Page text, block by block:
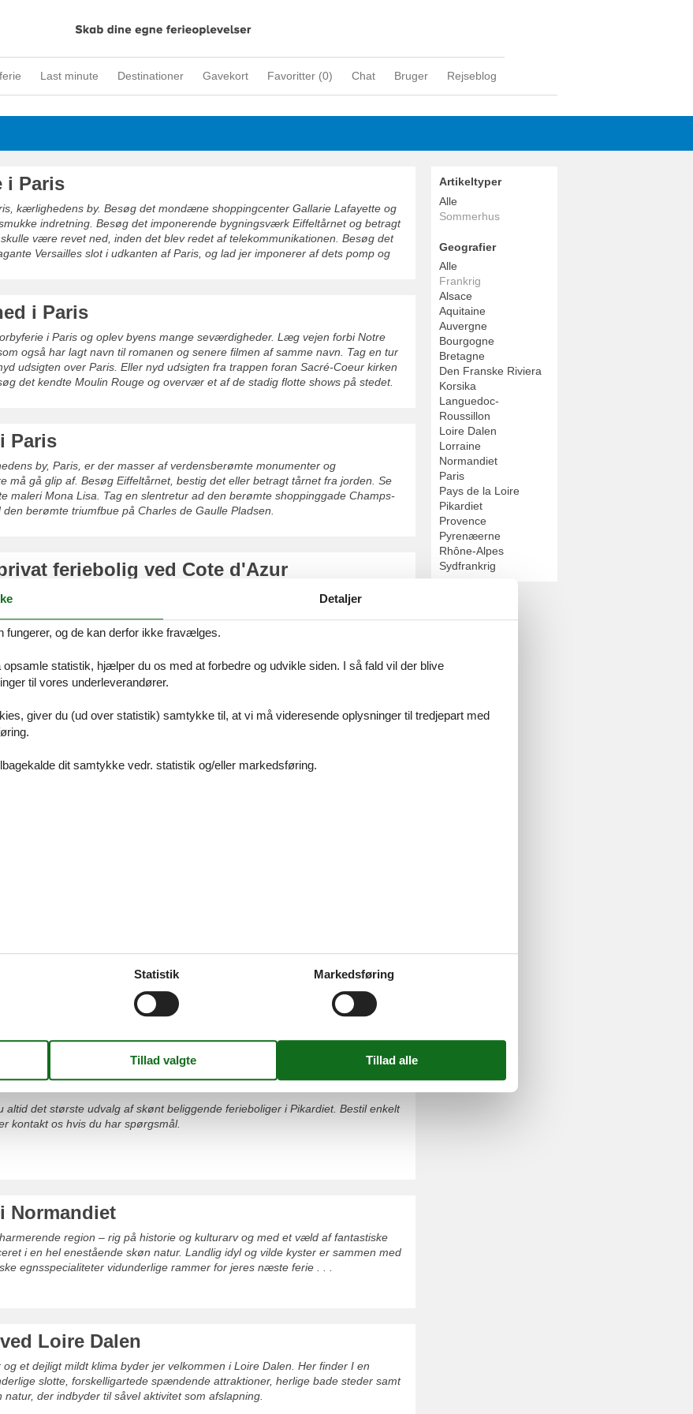
Last minute Destinationer Gavekort Favoritter (0) Chat Bruger Rejseblog
i Paris
kærlighedens by. Besøg det mondæne shoppingcenter Gallarie Lafayette og
indretning. Besøg det imponerende bygningsværk Eiffeltårnet og betragt
være revet ned, inden det blev redet af telekommunikationen. Besøg det
Versailles slot i udkanten af Paris, og lad jer imponerer af dets pomp og
i Paris
i Paris og oplev byens mange seværdigheder. Læg vejen forbi Notre
også har lagt navn til romanen og senere filmen af samme navn. Tag en tur
udsigten over Paris. Eller nyd udsigten fra trappen foran Sacré-Coeur kirken
det kendte Moulin Rouge og overvær et af de stadig flotte shows på stedet.
Paris
by, Paris, er der masser af verdensberømte monumenter og
må gå glip af. Besøg Eiffeltårnet, bestig det eller betragt tårnet fra jorden. Se
maleri Mona Lisa. Tag en slentretur ad den berømte shoppinggade Champs-
berømte triumfbue på Charles de Gaulle Pladsen.
feriebolig ved Cote d'Azur
Cote d'Azur er den fuldendte ramme om et afslappende ophold sammen med
ophold sammen med familie eller venner i en privat feriebolig i Frankrig.
den helt rigtige feriebolig her på siden.
Pyrenæerne
bjerglandskaber, smag på lækre, lokale delikatesser, og besøg nogle af
seværdigheder samt idylliske byer, der findes i Pyrenæerne. Gå heller ikke glip
shopping mekka Andorra eller de actionprægede attraktioner i Argelès-sur-mer.
Pikardiet
altid det største udvalg af skønt beliggende ferieboliger i Pikardiet. Bestil enkelt
kontakt os hvis du har spørgsmål.
Normandiet
region – rig på historie og kulturarv og med et væld af fantastiske
i en hel enestående skøn natur. Landlig idyl og vilde kyster er sammen med
egnsspecialiteter vidunderlige rammer for jeres næste ferie . . .
Loire Dalen
et dejligt mildt klima byder jer velkommen i Loire Dalen. Her finder I en
slotte, forskelligartede spændende attraktioner, herlige bade steder samt
der indbyder til såvel aktivitet som afslapning.
Artikeltyper
Alle
Sommerhus
Geografier
Alle
Frankrig
Alsace
Aquitaine
Auvergne
Bourgogne
Bretagne
Den Franske Riviera
Korsika
Languedoc-
Roussillon
Loire Dalen
Lorraine
Normandiet
Paris
Pays de la Loire
Pikardiet
Provence
Pyrenæerne
Rhône-Alpes
Sydfrankrig
Detaljer
fungerer, og de kan derfor ikke fravælges.
statistik, hjælper du os med at forbedre og udvikle siden. I så fald vil der blive
til vores underleverandører.
giver du (ud over statistik) samtykke til, at vi må videresende oplysninger til tredjepart med
dit samtykke vedr. statistik og/eller markedsføring.
Statistik Markedsføring